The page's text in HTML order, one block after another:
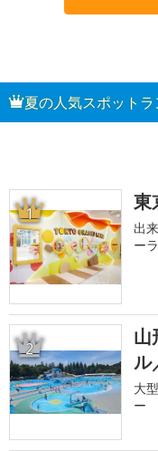
夏の人気スポット
1 東
出
ー
2
山
ル
大
ー